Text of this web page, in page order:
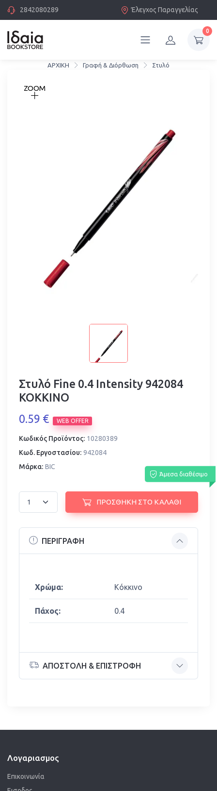
2842080289 Έλεγχος Παραγγελίας
0
ΑΡΧΙΚΗ Γραφή & Διόρθωση Στυλό
ZOOM
Στυλό Fine 0.4 Intensity 942084
ΚΟΚΚΙΝΟ
0.59 €
WEB OFFER
Κωδικός Προϊόντος: 10280389
Κωδ. Εργοστασίου: 942084
Μάρκα: BIC
Άμεσα διαθέσιμο
ΠΡΟΣΘΗΚΗ ΣΤΟ ΚΑΛΑΘΙ
ΠΕΡΙΓΡΑΦΗ
Χρώμα: Κόκκινο
Πάχος: 0.4
ΑΠΟΣΤΟΛΗ & ΕΠΙΣΤΡΟΦΗ
Λογαριασμος
Επικοινωνία